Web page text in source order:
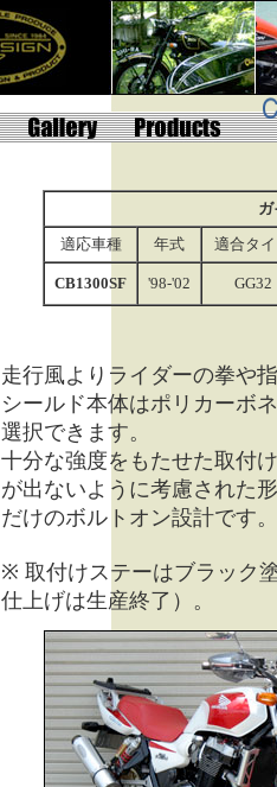
適応車種
年式 適合タ
CB1300SF '98-'02 GG32
走行風よりライダーの拳や
シールド本体はポリカーボ
選択できます。
十分な強度をもたせた取付
が出ないように考慮された
だけのボルトオン設計です。
※ 取付けステーはブラック
仕上げは生産終了）。